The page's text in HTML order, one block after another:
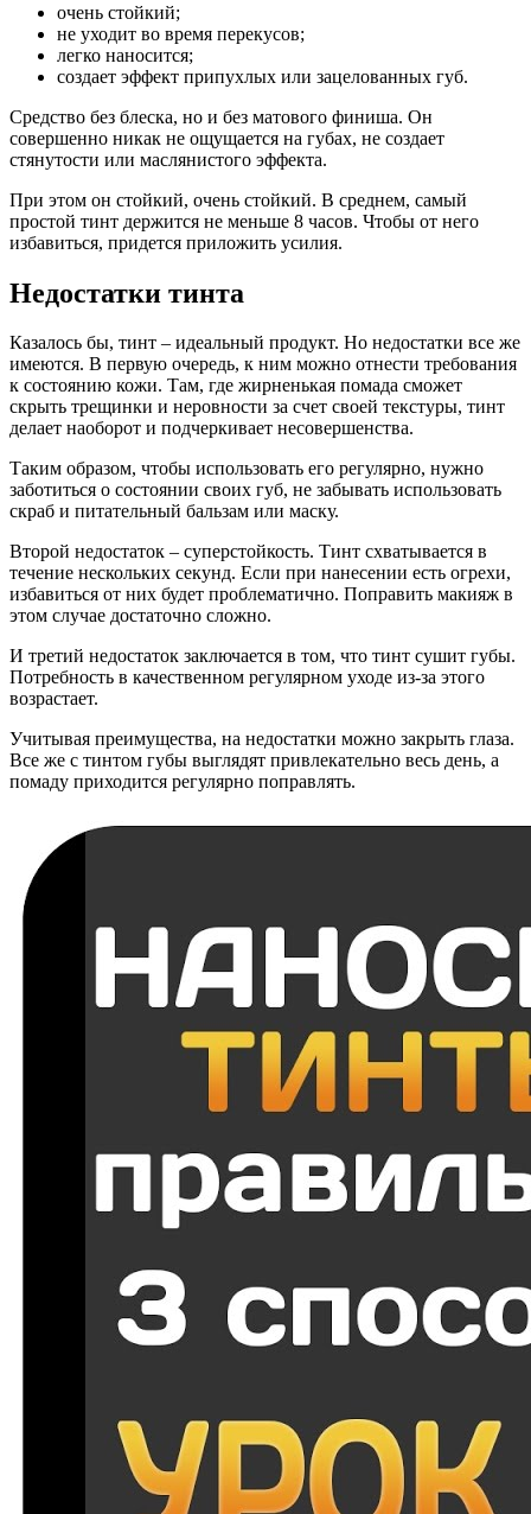
очень стойкий;
не уходит во время перекусов;
легко наносится;
создает эффект припухлых или зацелованных губ.
Средство без блеска, но и без матового финиша. Он
совершенно никак не ощущается на губах, не создает
стянутости или маслянистого эффекта.
При этом он стойкий, очень стойкий. В среднем, самый
простой тинт держится не меньше 8 часов. Чтобы от него
избавиться, придется приложить усилия.
Недостатки тинта
Казалось бы, тинт – идеальный продукт. Но недостатки все же
имеются. В первую очередь, к ним можно отнести требования
к состоянию кожи. Там, где жирненькая помада сможет
скрыть трещинки и неровности за счет своей текстуры, тинт
делает наоборот и подчеркивает несовершенства.
Таким образом, чтобы использовать его регулярно, нужно
заботиться о состоянии своих губ, не забывать использовать
скраб и питательный бальзам или маску.
Второй недостаток – суперстойкость. Тинт схватывается в
течение нескольких секунд. Если при нанесении есть огрехи,
избавиться от них будет проблематично. Поправить макияж в
этом случае достаточно сложно.
И третий недостаток заключается в том, что тинт сушит губы.
Потребность в качественном регулярном уходе из-за этого
возрастает.
Учитывая преимущества, на недостатки можно закрыть глаза.
Все же с тинтом губы выглядят привлекательно весь день, а
помаду приходится регулярно поправлять.